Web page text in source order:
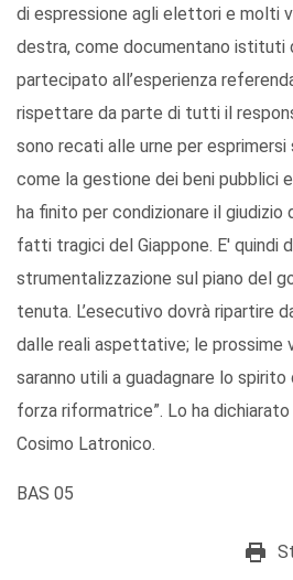
di espressione agli elettori e molti
destra, come documentano istituti
partecipato all’esperienza
rispettare da parte di tutti il
sono recati alle urne per esprimersi
come la gestione dei beni pubblici
ha finito per condizionare il giudizio
fatti tragici del Giappone. E' quindi
strumentalizzazione sul piano del
tenuta. L’esecutivo dovrà ripartire
dalle reali aspettative; le prossime
saranno utili a guadagnare lo
forza riformatrice”. Lo ha
Cosimo Latronico.
BAS 05